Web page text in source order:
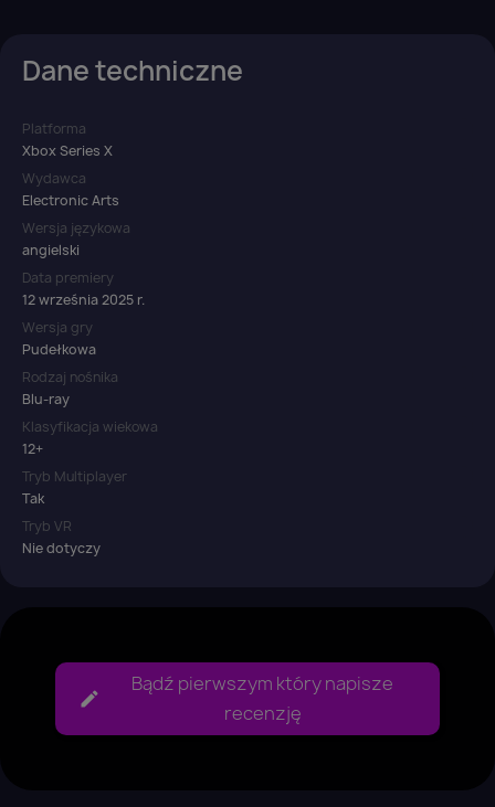
Dane techniczne
Platforma
Xbox Series X
Wydawca
Electronic Arts
Wersja językowa
angielski
Data premiery
12 września 2025 r.
Wersja gry
Pudełkowa
Rodzaj nośnika
Blu-ray
Klasyfikacja wiekowa
12+
Tryb Multiplayer
Tak
Tryb VR
Nie dotyczy
Bądź pierwszym który napisze
recenzję